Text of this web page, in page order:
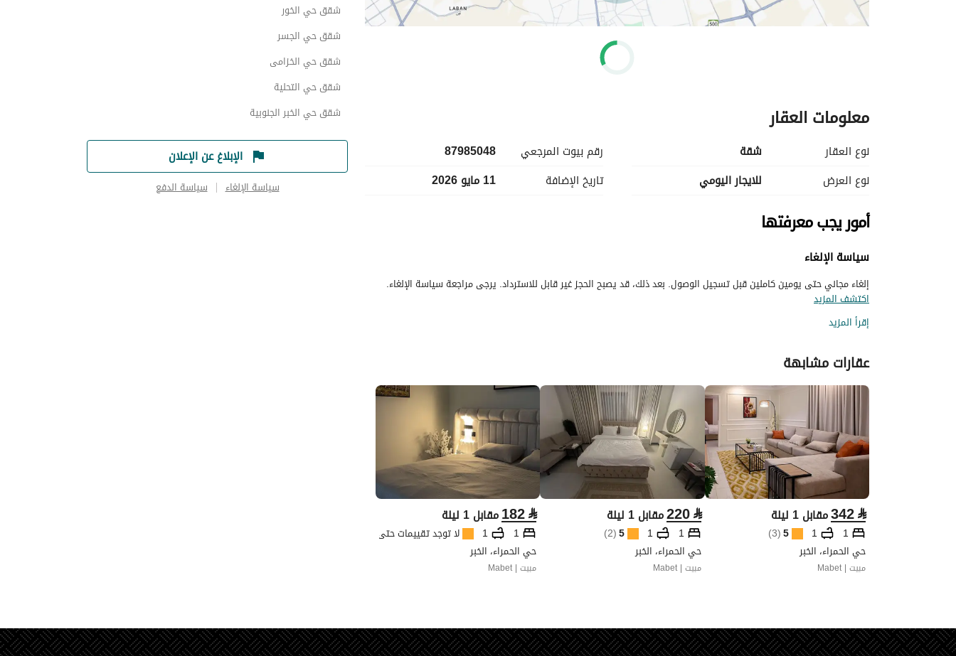
معلومات العقار
نوع العقار
شقة
نوع العرض
للايجار اليومي
رقم بيوت المرجعي
87985048
تاريخ الإضافة
11 مايو 2026
أمور يجب معرفتها
سياسة الإلغاء
إلغاء مجاني حتى يومين كاملين قبل تسجيل الوصول. بعد ذلك، قد يصبح الحجز غير قابل للاسترداد. يرجى مراجعة سياسة الإلغاء.
اكتشف المزيد
إقرأ المزيد
عقارات مشابهة
⃁
342مقابل 1 ليلة
1
1
5
(
3
)
حي الحمراء، الخبر
مبيت | Mabet
⃁
220مقابل 1 ليلة
1
1
5
(
2
)
حي الحمراء، الخبر
مبيت | Mabet
⃁
182مقابل 1 ليلة
1
1
لا توجد تقييمات حتى الآن
حي الحمراء، الخبر
مبيت | Mabet
شقق حي الخور
شقق حي الجسر
شقق حي الخزامى
شقق حي التحلية
شقق حي الخبر الجنوبية
الإبلاغ عن الإعلان
سياسة الإلغاء سياسة الدفع